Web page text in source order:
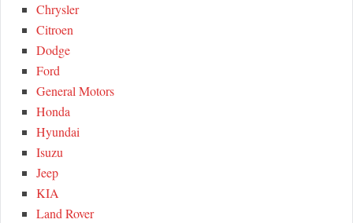
Chrysler
Citroen
Dodge
Ford
General Motors
Honda
Hyundai
Isuzu
Jeep
KIA
Land Rover